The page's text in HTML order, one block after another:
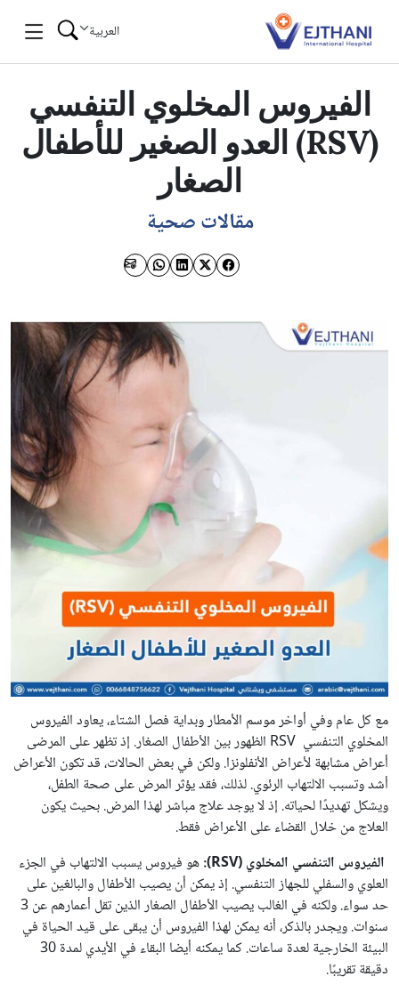
العربية
الفيروس المخلوي التنفسي
(RSV) العدو الصغير للأطفال
الصغار
مقالات صحية
مع كل عام وفي أواخر موسم الأمطار وبداية فصل الشتاء، يعاود الفيروس
المخلوي التنفسي RSV الظهور بين الأطفال الصغار. إذ تظهر على المرضى
أعراض مشابهة لأعراض الأنفلونزا. ولكن في بعض الحالات، قد تكون الأعراض
أشد وتسبب الالتهاب الرئوي. لذلك، فقد يؤثر المرض على صحة الطفل،
ويشكل تهديدًا لحياته. إذ لا يوجد علاج مباشر لهذا المرض. بحيث يكون
العلاج من خلال القضاء على الأعراض فقط.
الفيروس التنفسي المخلوي (RSV):
هو فيروس يسبب الالتهاب في الجزء
العلوي والسفلي للجهاز التنفسي. إذ يمكن أن يصيب الأطفال والبالغين على
حد سواء. ولكنه في الغالب يصيب الأطفال الصغار الذين تقل أعمارهم عن 3
سنوات. ويجدر بالذكر، أنه يمكن لهذا الفيروس أن يبقى على قيد الحياة في
البيئة الخارجية لعدة ساعات. كما يمكنه أيضا البقاء في الأيدي لمدة 30
دقيقة تقريبًا.